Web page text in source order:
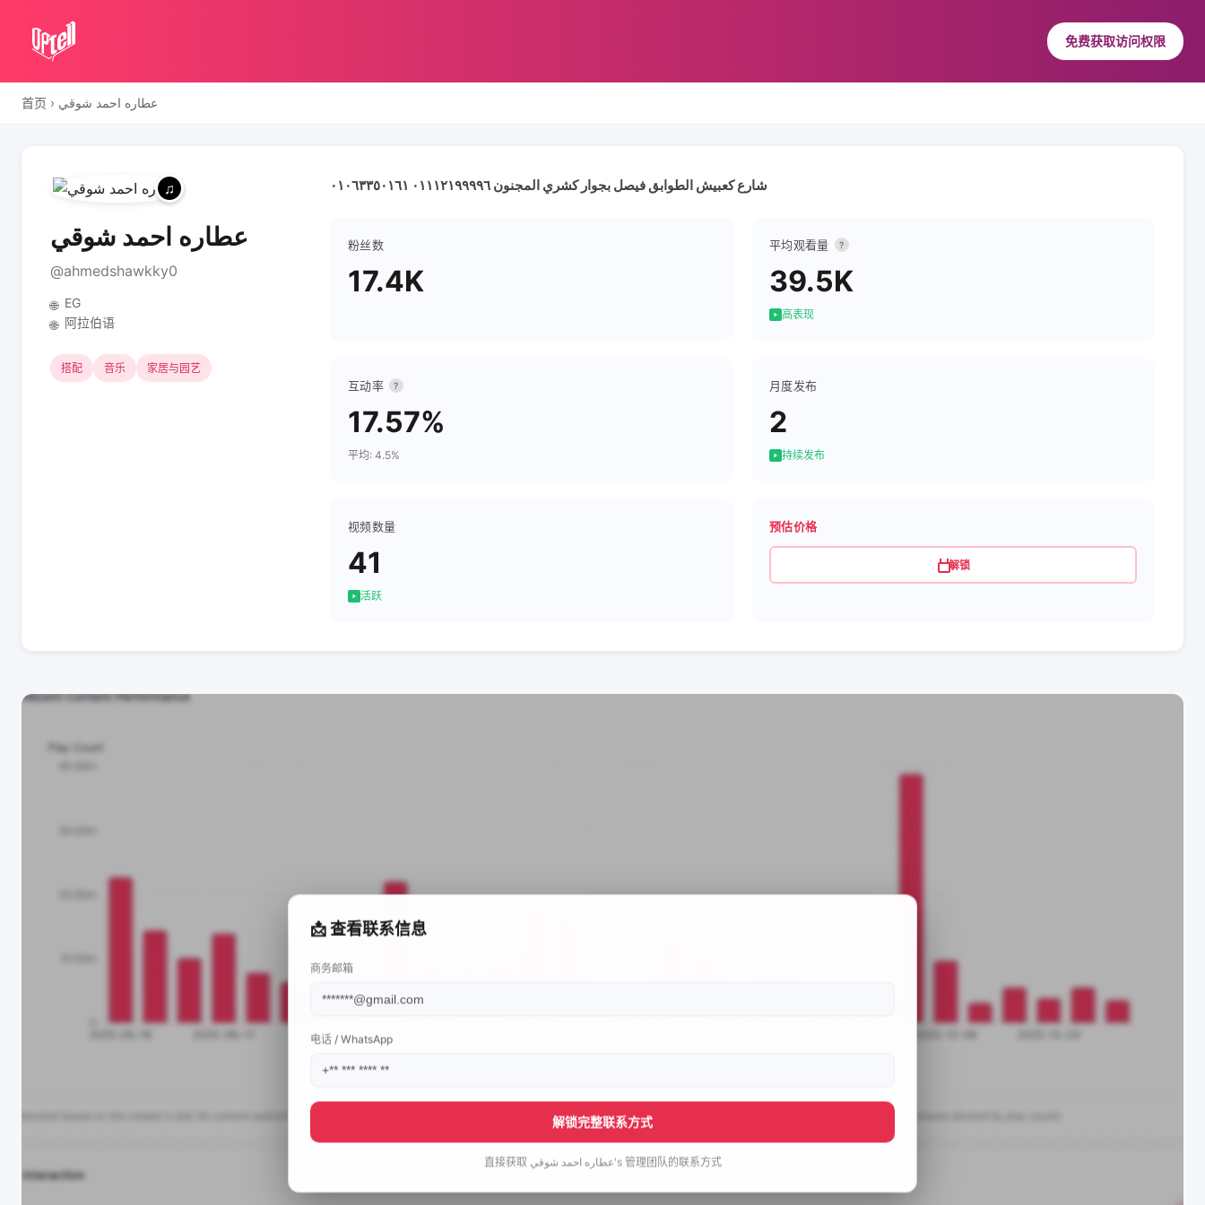
免费获取访问权限
首页 › عطاره احمد شوقي
عطاره احمد شوقي
@ahmedshawkky0
🌐 EG
🌐 阿拉伯语
搭配 音乐 家居与园艺
شارع كعبيش الطوابق فيصل بجوار كشري المجنون ٠١١١٢١٩٩٩٩٦ ٠١٠٦٣٣٥٠١٦١
粉丝数
17.4K
平均观看量 ?
39.5K
高表现
互动率 ?
17.57%
平均: 4.5%
月度发布
2
持续发布
视频数量
41
活跃
预估价格
解锁
📩 查看联系信息
商务邮箱
电话 / WhatsApp
解锁完整联系方式
直接获取 عطاره احمد شوقي's 管理团队的联系方式